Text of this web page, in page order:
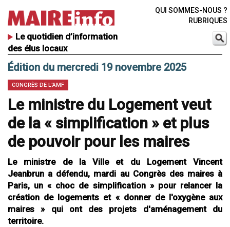
Le quotidien d’information
des élus locaux
QUI SOMMES-NOUS ?
RUBRIQUES
Édition du mercredi 19 novembre 2025
CONGRÈS DE L'AMF
Le ministre du Logement veut
de la « simplification » et plus
de pouvoir pour les maires
Le ministre de la Ville et du Logement Vincent
Jeanbrun a défendu, mardi au Congrès des maires à
Paris, un « choc de simplification » pour relancer la
création de logements et « donner de l'oxygène aux
maires » qui ont des projets d'aménagement du
territoire.